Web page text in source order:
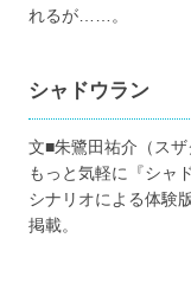
れるが……。
シャドウラン
文■朱鷺田祐介（ス
もっと気軽に『シャ
シナリオによる体験
掲載。